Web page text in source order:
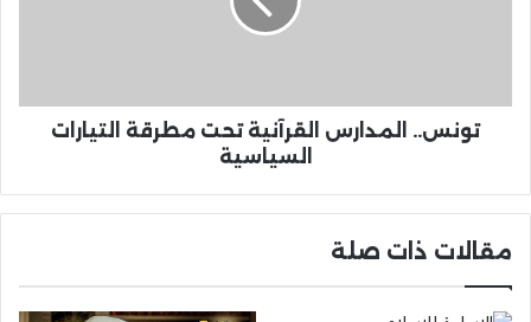
تونس.. المدارس القرآنية تحت مطرقة التيارات
السياسية
مقالات ذات صلة